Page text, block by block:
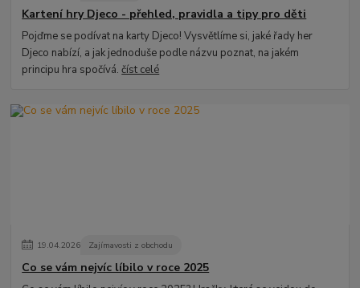
Kartení hry Djeco - přehled, pravidla a tipy pro děti
Pojďme se podívat na karty Djeco! Vysvětlíme si, jaké řady her
Djeco nabízí, a jak jednoduše podle názvu poznat, na jakém
principu hra spočívá.číst celé
19.04.2026 Zajímavosti z obchodu
Co se vám nejvíc líbilo v roce 2025